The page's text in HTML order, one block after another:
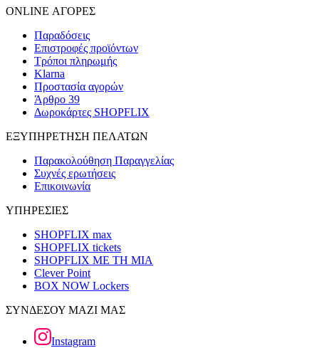
ONLINE ΑΓΟΡΕΣ
Παραδόσεις
Επιστροφές προϊόντων
Τρόποι πληρωμής
Klarna
Προστασία αγορών
Άρθρο 39
Δωροκάρτες SHOPFLIX
ΕΞΥΠΗΡΕΤΗΣΗ ΠΕΛΑΤΩΝ
Παρακολούθηση Παραγγελίας
Συχνές ερωτήσεις
Επικοινωνία
ΥΠΗΡΕΣΙΕΣ
SHOPFLIX max
SHOPFLIX tickets
SHOPFLIX ΜΕ ΤΗ ΜΙΑ
Clever Point
BOX NOW Lockers
ΣΥΝΔΕΣΟΥ ΜΑΖΙ ΜΑΣ
Instagram